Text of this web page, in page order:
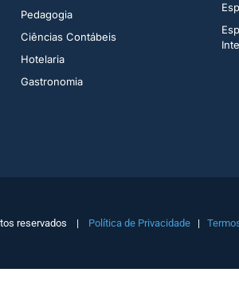
Pedagogia
Ciências Contábeis
Hotelaria
Gastronomia
reservados | Política de Privacidade |